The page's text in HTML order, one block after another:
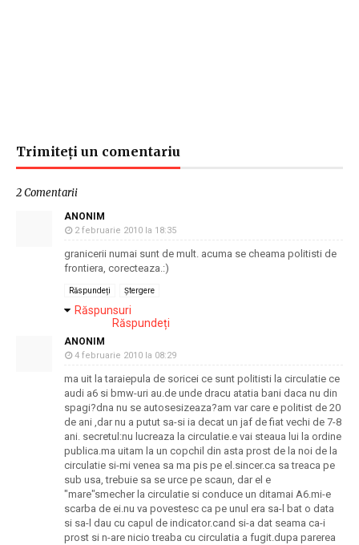
Trimiteți un comentariu
2 Comentarii
ANONIM
2 februarie 2010 la 18:35
granicerii numai sunt de mult. acuma se cheama politisti de
frontiera, corecteaza.:)
Răspundeți Ștergere
Răspunsuri
Răspundeți
ANONIM
4 februarie 2010 la 08:29
ma uit la taraiepula de soricei ce sunt politisti la circulatie ce
audi a6 si bmw-uri au.de unde dracu atatia bani daca nu din
spagi?dna nu se autosesizeaza?am var care e politist de 20
de ani ,dar nu a putut sa-si ia decat un jaf de fiat vechi de 7-8
ani. secretul:nu lucreaza la circulatie.e vai steaua lui la ordine
publica.ma uitam la un copchil din asta prost de la noi de la
circulatie si-mi venea sa ma pis pe el.sincer.ca sa treaca pe
sub usa, trebuie sa se urce pe scaun, dar el e
"mare"smecher la circulatie si conduce un ditamai A6.mi-e
scarba de ei.nu va povestesc ca pe unul era sa-l bat o data
si sa-l dau cu capul de indicator.cand si-a dat seama ca-i
prost si n-are nicio treaba cu circulatia a fugit.dupa parerea